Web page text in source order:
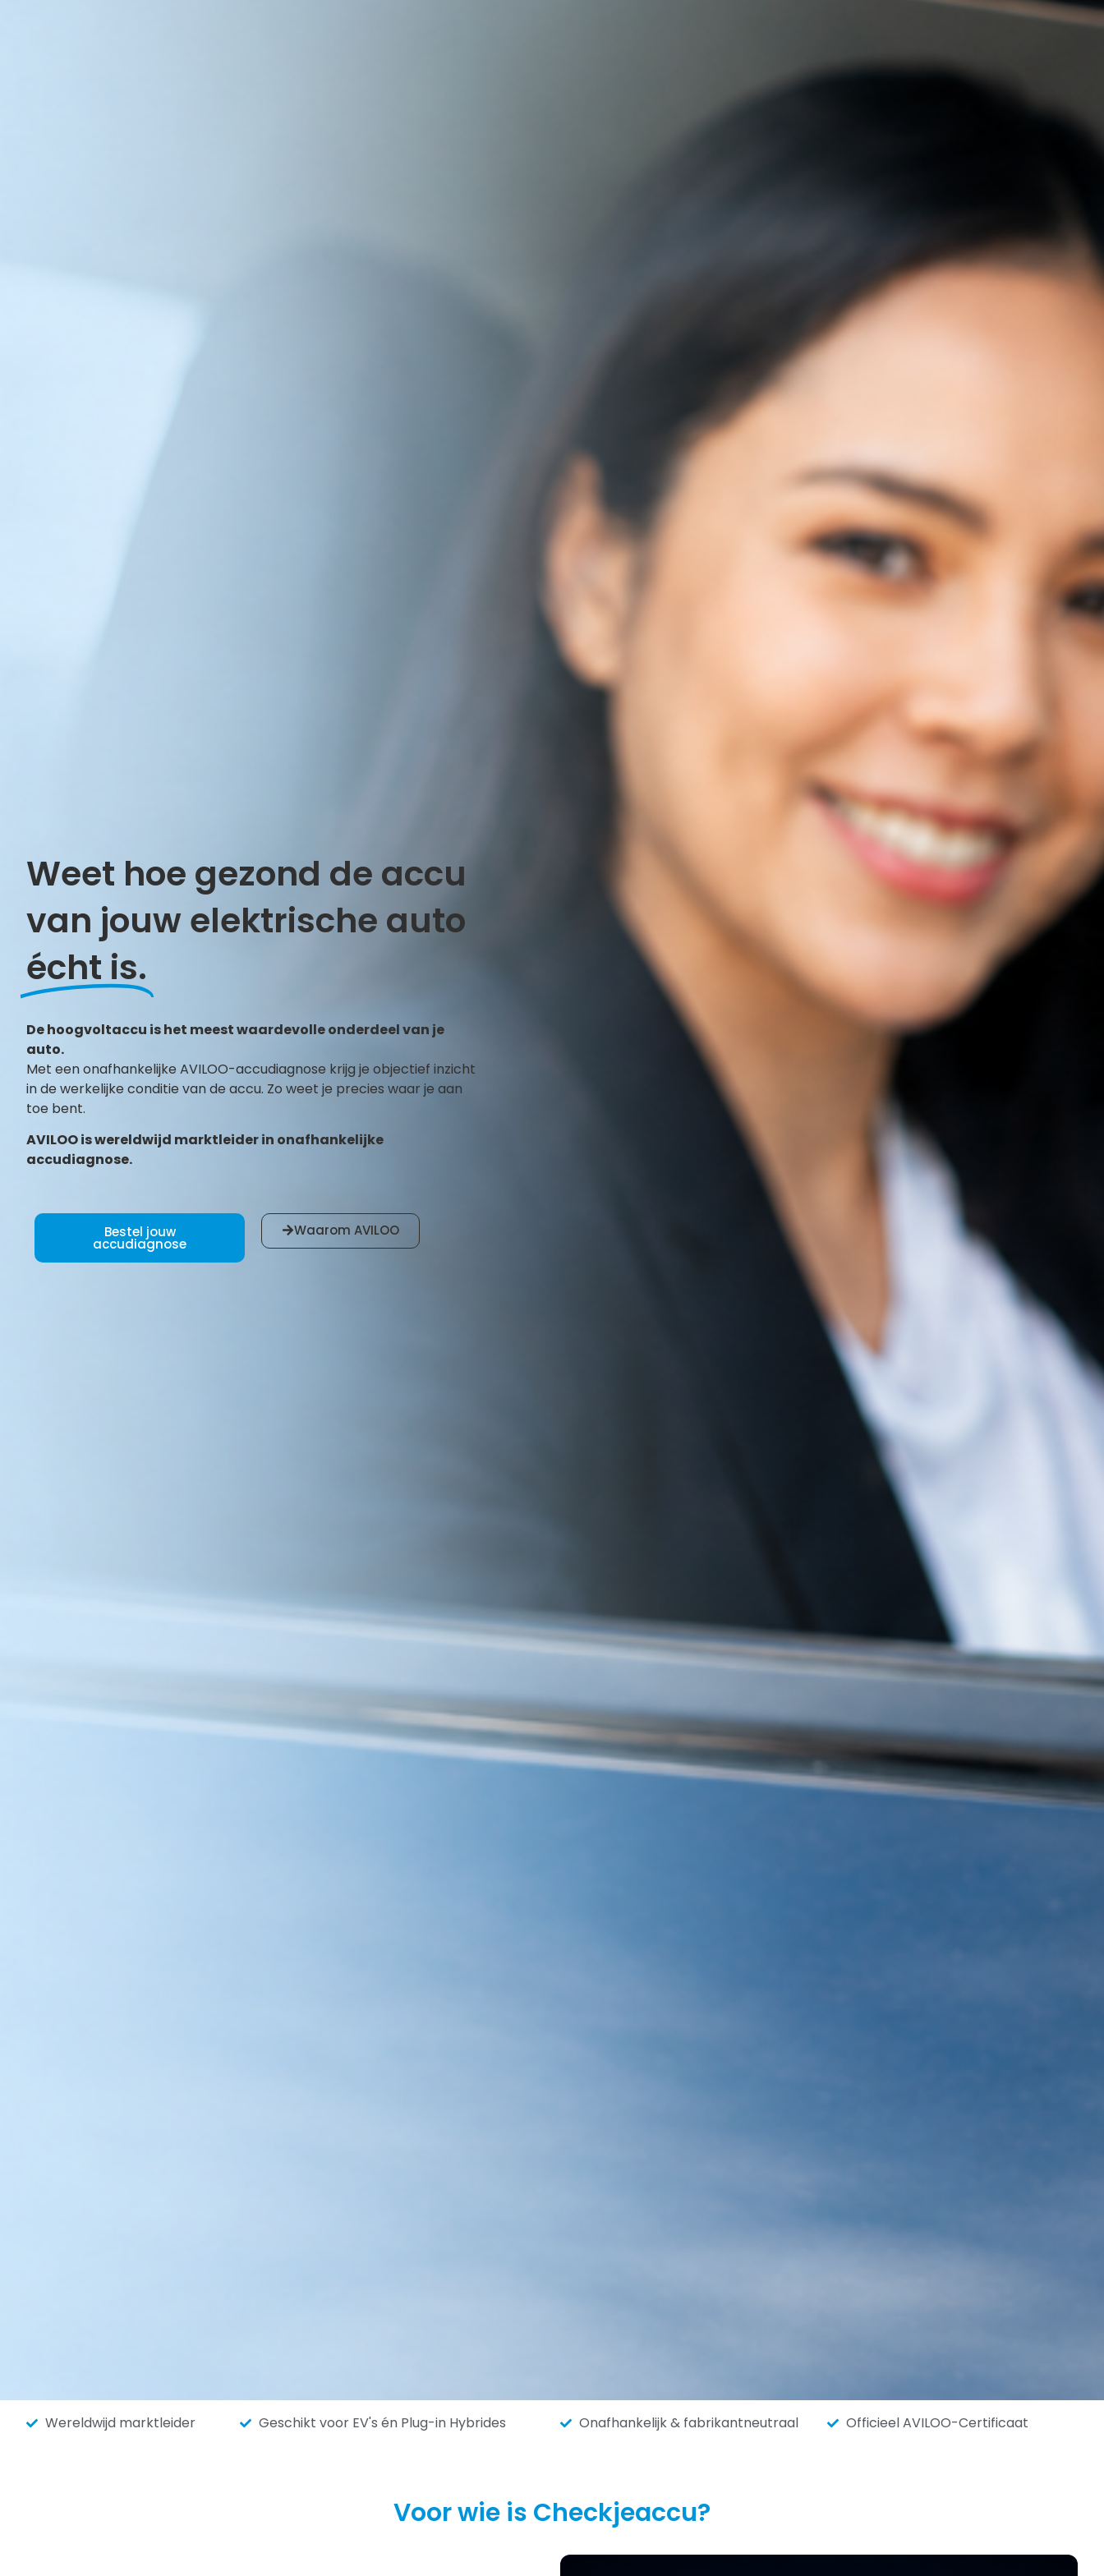
Weet hoe gezond de accu
van jouw elektrische auto
écht is.
De hoogvoltaccu is het meest waardevolle onderdeel van je
auto.
Met een onafhankelijke AVILOO-accudiagnose krijg je objectief inzicht
in de werkelijke conditie van de accu. Zo weet je precies waar je aan
toe bent.
AVILOO is wereldwijd marktleider in onafhankelijke
accudiagnose.
Bestel jouw
accudiagnose
Waarom AVILOO
Wereldwijd marktleider Geschikt voor EV's én Plug-in Hybrides Onafhankelijk & fabrikantneutraal Officieel AVILOO-Certificaat
Voor wie is Checkjeaccu?